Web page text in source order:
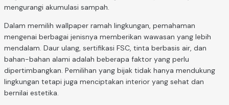
mengurangi akumulasi sampah.
Dalam memilih wallpaper ramah lingkungan, pemahaman
mengenai berbagai jenisnya memberikan wawasan yang lebih
mendalam. Daur ulang, sertifikasi FSC, tinta berbasis air, dan
bahan-bahan alami adalah beberapa faktor yang perlu
dipertimbangkan. Pemilihan yang bijak tidak hanya mendukung
lingkungan tetapi juga menciptakan interior yang sehat dan
bernilai estetika.